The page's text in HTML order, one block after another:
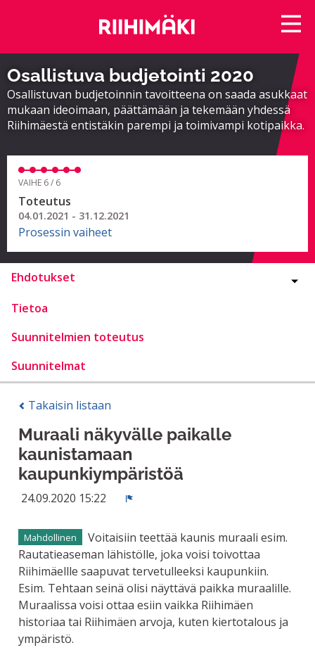
Osallistuva budjetointi 2020
Osallistuvan budjetoinnin tavoitteena on saada asukkaat
mukaan ideoimaan, päättämään ja tekemään yhdessä
Riihimäestä entistäkin parempi ja toimivampi kotipaikka.
VAIHE 6 / 6
Toteutus
04.01.2021 - 31.12.2021
Prosessin vaiheet
Ehdotukset
Tietoa
Suunnitelmien toteutus
Suunnitelmat
Takaisin listaan
Muraali näkyvälle paikalle
kaunistamaan
kaupunkiympäristöä
24.09.2020 15:22
Mahdollinen
Voitaisiin teettää kaunis muraali esim.
Rautatieaseman lähistölle, joka voisi toivottaa
Riihimäellle saapuvat tervetulleeksi kaupunkiin.
Esim. Tehtaan seinä olisi näyttävä paikka muraalille.
Muraalissa voisi ottaa esiin vaikka Riihimäen
historiaa tai Riihimäen arvoja, kuten kiertotalous ja
ympäristö.